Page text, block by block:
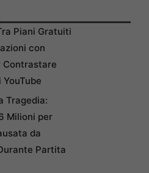
Piani Gratuiti
con
Contrastare
YouTube
Tragedia:
Milioni per
da
Partita